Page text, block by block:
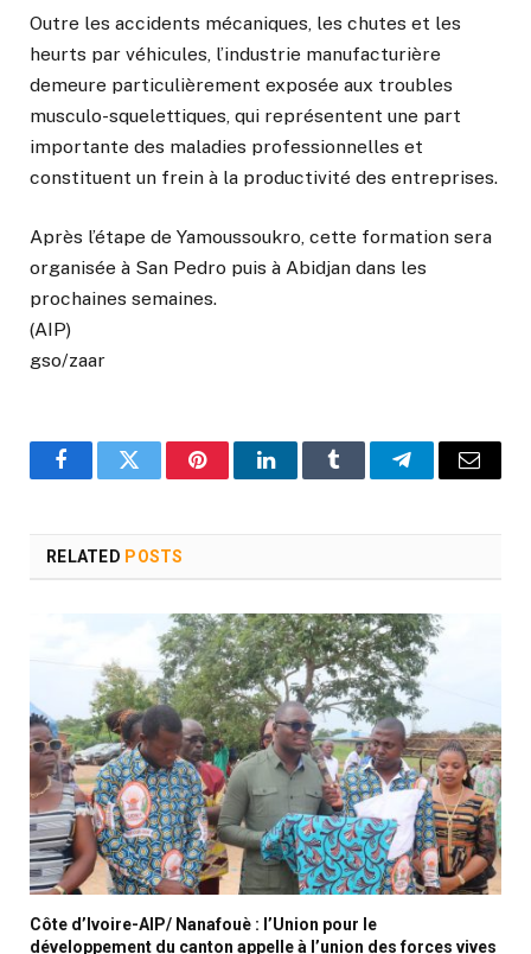
Outre les accidents mécaniques, les chutes et les
heurts par véhicules, l’industrie manufacturière
demeure particulièrement exposée aux troubles
musculo-squelettiques, qui représentent une part
importante des maladies professionnelles et
constituent un frein à la productivité des entreprises.
Après l’étape de Yamoussoukro, cette formation sera
organisée à San Pedro puis à Abidjan dans les
prochaines semaines.
(AIP)
gso/zaar
FacebookTwitter PinterestLinkedInTumblr TelegramEmail
RELATED POSTS
Côte d’Ivoire-AIP/ Nanafouè : l’Union pour le
développement du canton appelle à l’union des forces vives